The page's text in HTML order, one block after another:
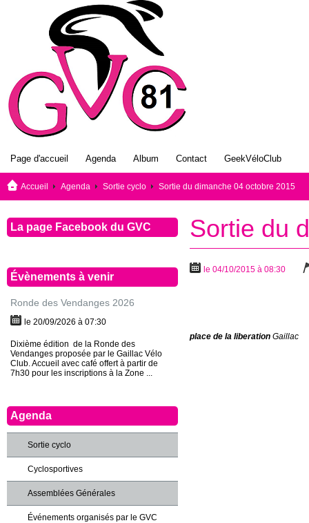
Page d'accueil Agenda Album Contact GeekVéloClub
Accueil Agenda Sortie cyclo Sortie du dimanche 04 octobre 2015
Sortie du
le 04/10/2015 à 08:30
place de la liberation Gaillac
La page Facebook du GVC
Évènements à venir
Ronde des Vendanges 2026
le 20/09/2026 à 07:30
Dixième édition de la Ronde des
Vendanges proposée par le Gaillac Vélo
Club. Accueil avec café offert à partir de
7h30 pour les inscriptions à la Zone ...
Agenda
Sortie cyclo
Cyclosportives
Assemblées Générales
Événements organisés par le GVC